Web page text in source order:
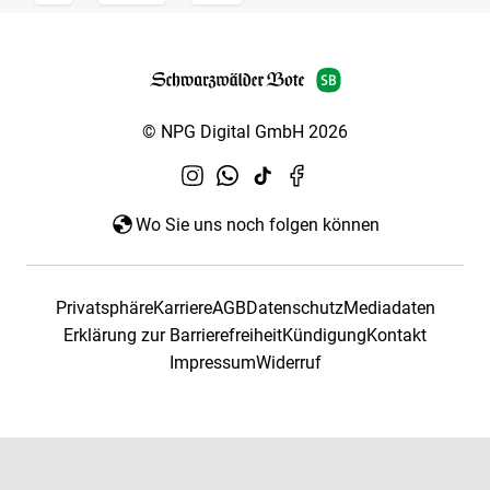
© NPG Digital GmbH 2026
Wo Sie uns noch folgen können
PrivatsphäreKarriereAGBDatenschutzMediadaten
Erklärung zur BarrierefreiheitKündigungKontakt
ImpressumWiderruf